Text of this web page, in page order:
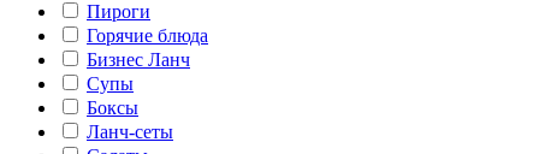
Пироги
Горячие блюда
Бизнес Ланч
Супы
Боксы
Ланч-сеты